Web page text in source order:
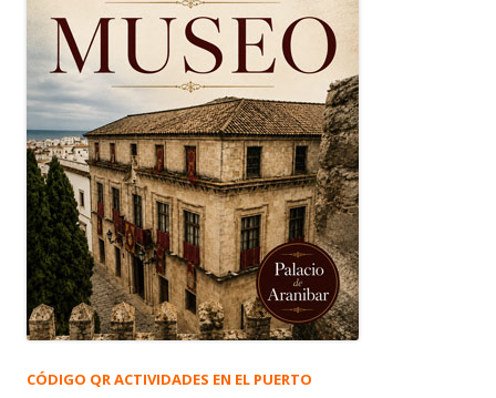
CÓDIGO QR ACTIVIDADES EN EL PUERTO